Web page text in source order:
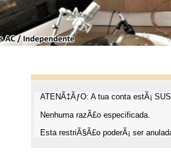
ATENÃ‡ÃƒO: A tua conta estÃ¡
Nenhuma razÃ£o especificada.
Esta restriÃ§Ã£o poderÃ¡ ser